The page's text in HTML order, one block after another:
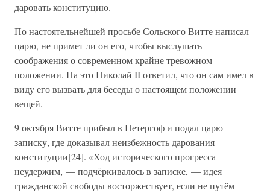
даровать конституцию.
По настоятельнейшей просьбе Сольского Витте написал
царю, не примет ли он его, чтобы выслушать
соображения о современном крайне тревожном
положении. На это Николай II ответил, что он сам имел в
виду его вызвать для беседы о настоящем положении
вещей.
9 октября Витте прибыл в Петергоф и подал царю
записку, где доказывал неизбежность дарования
конституции[24]. «Ход исторического прогресса
неудержим, — подчёркивалось в записке, — идея
гражданской свободы восторжествует, если не путём